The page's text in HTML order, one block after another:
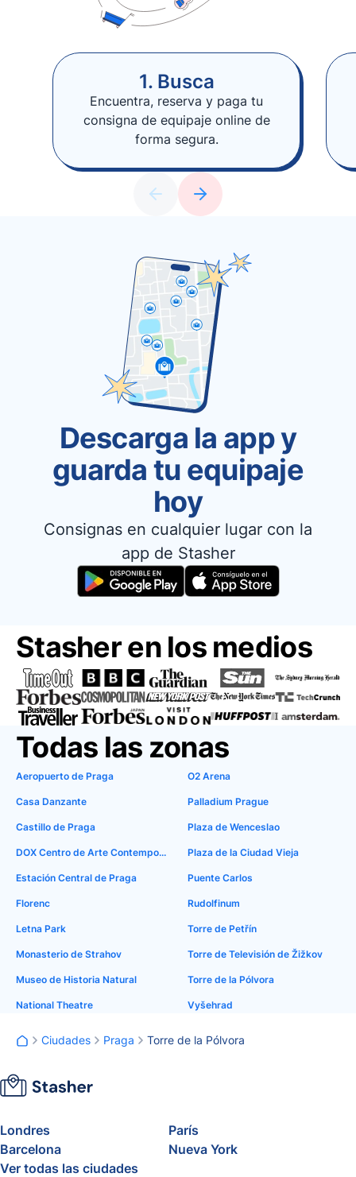
1. Busca
Encuentra, reserva y paga tu
consigna de equipaje online de
forma segura.
Descarga la app y
guarda tu equipaje
hoy
Consignas en cualquier lugar con la
app de Stasher
Stasher en los medios
Todas las zonas
Aeropuerto de Praga
Casa Danzante
Castillo de Praga
DOX Centro de Arte Contemporáneo
Estación Central de Praga
Florenc
Letna Park
Monasterio de Strahov
Museo de Historia Natural
National Theatre
O2 Arena
Palladium Prague
Plaza de Wenceslao
Plaza de la Ciudad Vieja
Puente Carlos
Rudolfinum
Torre de Petřín
Torre de Televisión de Žižkov
Torre de la Pólvora
Vyšehrad
Ciudades Praga Torre de la Pólvora
Londres
París
Barcelona
Nueva York
Ver todas las ciudades